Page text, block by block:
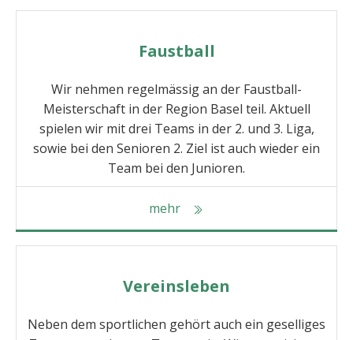
Faustball
Wir nehmen regelmässig an der Faustball-
Meisterschaft in der Region Basel teil. Aktuell
spielen wir mit drei Teams in der 2. und 3. Liga,
sowie bei den Senioren 2. Ziel ist auch wieder ein
Team bei den Junioren.
mehr
Vereinsleben
Neben dem sportlichen gehört auch ein geselliges